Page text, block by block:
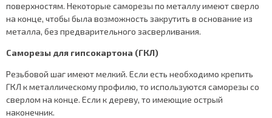
поверхностям. Некоторые саморезы по металлу имеют сверло
на конце, чтобы была возможность закрутить в основание из
металла, без предварительного засверливания.
Саморезы для гипсокартона (ГКЛ)
Резьбовой шаг имеют мелкий. Если есть необходимо крепить
ГКЛ к металлическому профилю, то используются саморезы со
сверлом на конце. Если к дереву, то имеющие острый
наконечник.